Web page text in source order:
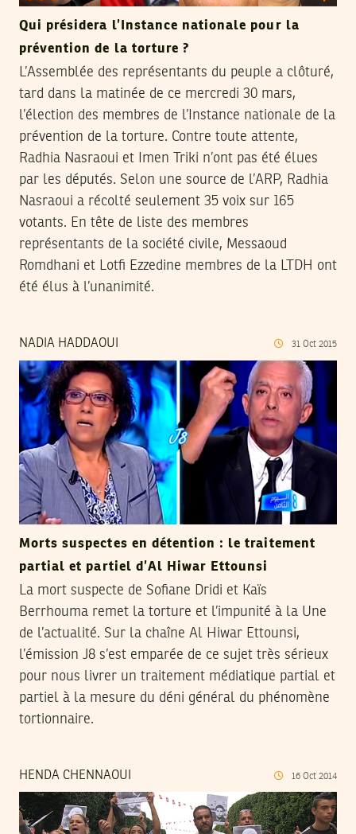
Qui présidera l’Instance nationale pour la
prévention de la torture ?
L’Assemblée des représentants du peuple a clôturé,
tard dans la matinée de ce mercredi 30 mars,
l’élection des membres de l’Instance nationale de la
prévention de la torture. Contre toute attente,
Radhia Nasraoui et Imen Triki n’ont pas été élues
par les députés. Selon une source de l’ARP, Radhia
Nasraoui a récolté seulement 35 voix sur 165
votants. En tête de liste des membres
représentants de la société civile, Messaoud
Romdhani et Lotfi Ezzedine membres de la LTDH ont
été élus à l’unanimité.
NADIA HADDAOUI 31 Oct 2015
Morts suspectes en détention : le traitement
partial et partiel d’Al Hiwar Ettounsi
La mort suspecte de Sofiane Dridi et Kaïs
Berrhouma remet la torture et l’impunité à la Une
de l’actualité. Sur la chaîne Al Hiwar Ettounsi,
l’émission J8 s’est emparée de ce sujet très sérieux
pour nous livrer un traitement médiatique partial et
partiel à la mesure du déni général du phénomène
tortionnaire.
HENDA CHENNAOUI 16 Oct 2014